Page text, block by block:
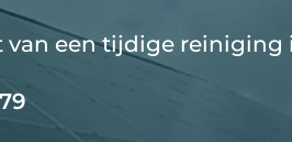
van een tijdige reiniging